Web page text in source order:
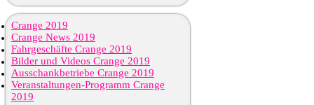
Crange 2019
Crange News 2019
Fahrgeschäfte Crange 2019
Bilder und Videos Crange 2019
Ausschankbetriebe Crange 2019
Veranstaltungen-Programm Crange
2019